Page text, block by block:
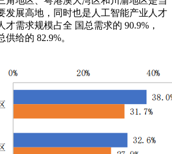
发展高地，同时也是人工智能产业人才
需求规模占全 国总需求的 90.9%，
给的 82.9%。